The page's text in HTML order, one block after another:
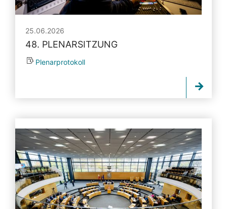
25.06.2026
48. PLENARSITZUNG
Plenarprotokoll